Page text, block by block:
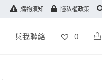
購物須知 隱私權政策
與我聯絡 0